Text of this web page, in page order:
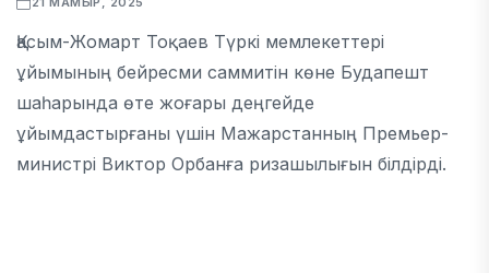
Қасым-Жомарт Тоқаев Түркі мемлекеттері
ұйымының бейресми саммитін көне Будапешт
шаһарында өте жоғары деңгейде
ұйымдастырғаны үшін Мажарстанның Премьер-
министрі Виктор Орбанға ризашылығын білдірді.